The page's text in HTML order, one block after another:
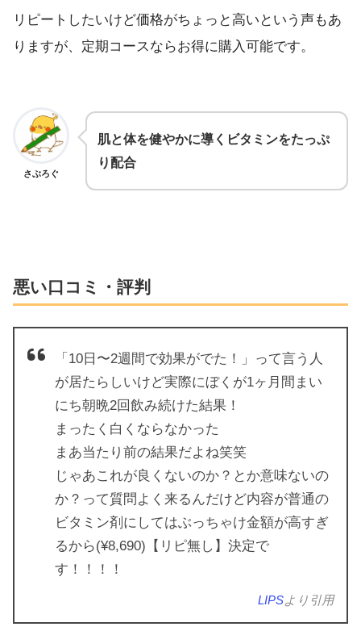
リピートしたいけど価格がちょっと高いという声もあ
りますが、定期コースならお得に購入可能です。
さぶろぐ
肌と体を健やかに導くビタミンをたっぷ
り配合
悪い口コミ・評判
「10日〜2週間で効果がでた！」って言う人
が居たらしいけど実際にぼくが1ヶ月間まい
にち朝晩2回飲み続けた結果！
まったく白くならなかった
まあ当たり前の結果だよね笑笑
じゃあこれが良くないのか？とか意味ないの
か？って質問よく来るんだけど内容が普通の
ビタミン剤にしてはぶっちゃけ金額が高すぎ
るから(¥8,690)【リピ無し】決定で
す！！！！
LIPSより引用